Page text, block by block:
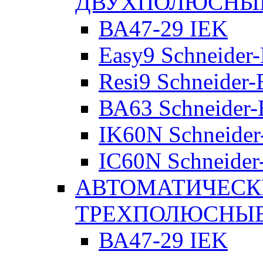
ВА47-29 IEK
Easy9
Resi9
ВА63
IK60N
IC60N
ВА47-29 IEK